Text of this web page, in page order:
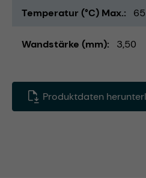
Temperatur (°C) Max. 65
Wandstärke (mm) 3,50
Produktdaten